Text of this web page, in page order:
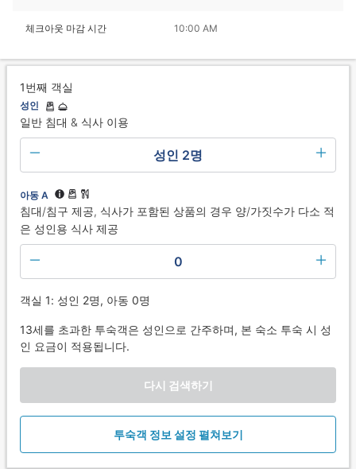
체크아웃 마감 시간 10:00 AM
1번째 객실
성인
일반 침대 & 식사 이용
성인 2명
아동 A
침대/침구 제공, 식사가 포함된 상품의 경우 양/가짓수가 다소 적
은 성인용 식사 제공
0
객실 1: 성인 2명, 아동 0명
13세를 초과한 투숙객은 성인으로 간주하며, 본 숙소 투숙 시 성
인 요금이 적용됩니다.
다시 검색하기
투숙객 정보 설정 펼쳐보기